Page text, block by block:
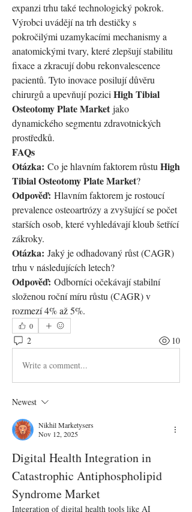
expanzi trhu také technologický pokrok.
Výrobci uvádějí na trh destičky s
pokročilými uzamykacími mechanismy a
anatomickými tvary, které zlepšují stabilitu
fixace a zkracují dobu rekonvalescence
pacientů. Tyto inovace posilují důvěru
chirurgů a upevňují pozici High Tibial
Osteotomy Plate Market jako
dynamického segmentu zdravotnických
prostředků.
FAQs
Otázka: Co je hlavním faktorem růstu High
Tibial Osteotomy Plate Market
Odpověď: Hlavním faktorem je rostoucí
prevalence osteoartrózy a zvyšující se počet
starších osob, které vyhledávají kloub šetřící
zákroky.
Otázka: Jaký je odhadovaný růst (CAGR)
Odpověď: Odborníci očekávají stabilní
složenou roční míru růstu (CAGR) v
rozmezí 4% až 5%.
0
2 10
Write a comment...
Newest
Nikhil Marketysers
Nov 12, 2025
Digital Health Integration in
Catastrophic Antiphospholipid
Syndrome Market
Integration of digital health tools like AI